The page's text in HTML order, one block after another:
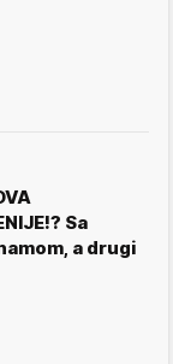
Sa
a drugi